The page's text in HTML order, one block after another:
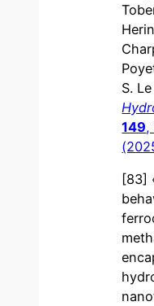
S.
149,
[83]